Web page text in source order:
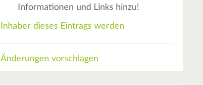
Informationen und Links hinzu!
Inhaber dieses Eintrags werden
Änderungen vorschlagen